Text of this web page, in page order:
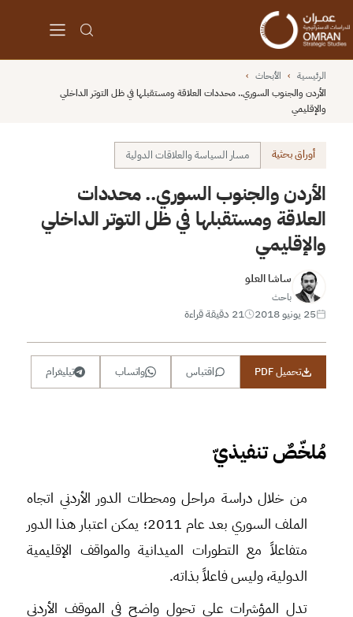
الرئيسية › الأبحاث ›
الأردن والجنوب السوري.. محددات العلاقة ومستقبلها في ظل التوتر الداخلي
والإقليمي
أوراق بحثية مسار السياسة والعلاقات الدولية
الأردن والجنوب السوري.. محددات
العلاقة ومستقبلها في ظل التوتر الداخلي
والإقليمي
ساشا العلو
باحث
25 يونيو 2018 21 دقيقة قراءة
تحميل PDF اقتباس واتساب تيليغرام
مُلخّصٌ تنفيذيّ
من خلال دراسة مراحل ومحطات الدور الأردني اتجاه
الملف السوري بعد عام 2011؛ يمكن اعتبار هذا الدور
متفاعلاً مع التطورات الميدانية والمواقف الإقليمية
الدولية، وليس فاعلاً بذاته.
تدل المؤشرات على تحول واضح في الموقف الأردني